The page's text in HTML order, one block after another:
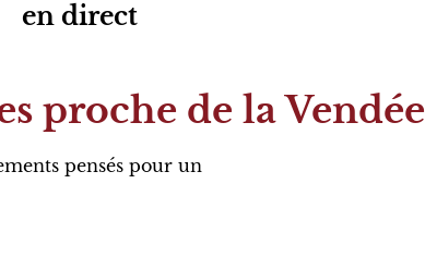
en direct
proche de la Vendée
pensés pour un